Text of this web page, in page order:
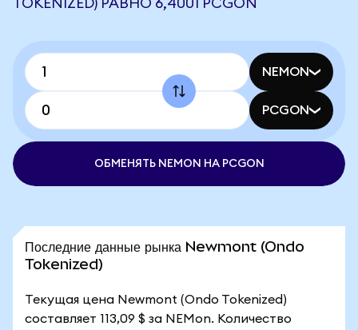
TOKENIZED) РАВНО 6,4001 PCGON
NEMON
PCGON
ОБМЕНЯТЬ NEMON НА PCGON
Последние данные рынка Newmont (Ondo
Tokenized)
Текущая цена Newmont (Ondo Tokenized)
составляет 113,09 $ за NEMon. Количество